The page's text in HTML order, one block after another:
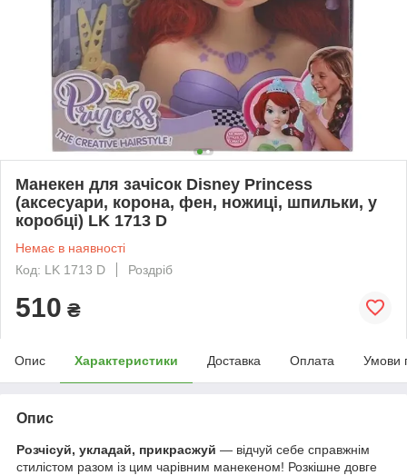
Манекен для зачісок Disney Princess
(аксесуари, корона, фен, ножиці, шпильки, у
коробці) LK 1713 D
Немає в наявності
Код: LK 1713 D
Роздріб
510 ₴
Опис Характеристики Доставка Оплата Умови
Опис
Розчісуй, укладай, прикрасжуй — відчуй себе справжнім
стилістом разом із цим чарівним манекеном! Розкішне довге